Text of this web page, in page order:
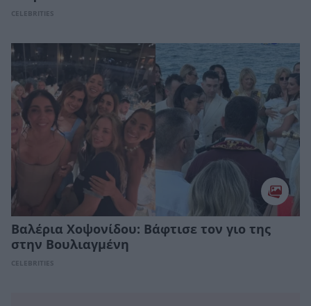
CELEBRITIES
Βαλέρια Χοψονίδου: Bάφτισε τον γιο της
στην Βουλιαγμένη
CELEBRITIES